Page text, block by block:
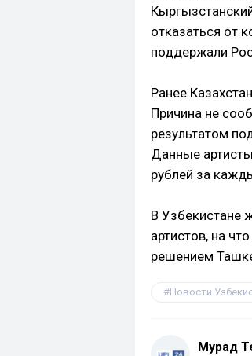
отказаться от
поддержали
Ранее
Причина не
результатом
Данные
рублей за
В Узбекистане
артистов, на
решением
Новости
Мурад